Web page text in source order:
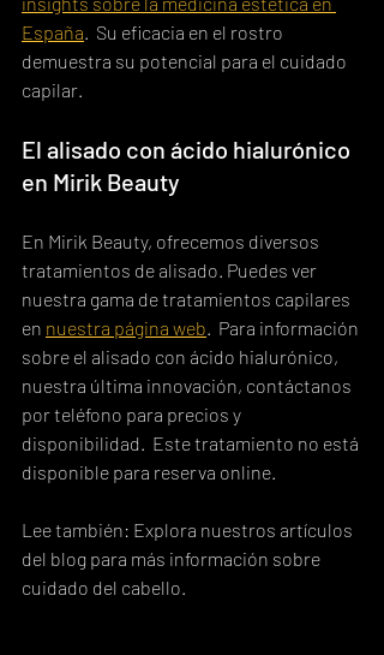
España.  Su eficacia en el rostro
demuestra su potencial para el cuidado
capilar.
El alisado con ácido hialurónico
en Mirik Beauty
En Mirik Beauty, ofrecemos diversos
tratamientos de alisado. Puedes ver
nuestra gama de tratamientos capilares
en nuestra página web.  Para información
sobre el alisado con ácido hialurónico,
nuestra última innovación, contáctanos
por teléfono para precios y
disponibilidad.  Este tratamiento no está
disponible para reserva online.
Lee también: Explora nuestros artículos
del blog para más información sobre
cuidado del cabello.